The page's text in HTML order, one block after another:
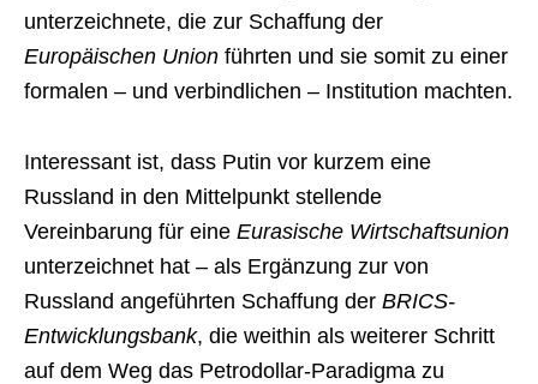
unterzeichnete, die zur Schaffung der
Europäischen Union führten und sie somit zu einer
formalen – und verbindlichen – Institution machten.
Interessant ist, dass Putin vor kurzem eine
Russland in den Mittelpunkt stellende
Vereinbarung für eine Eurasische Wirtschaftsunion
unterzeichnet hat – als Ergänzung zur von
Russland angeführten Schaffung der BRICS-
Entwicklungsbank, die weithin als weiterer Schritt
auf dem Weg das Petrodollar-Paradigma zu